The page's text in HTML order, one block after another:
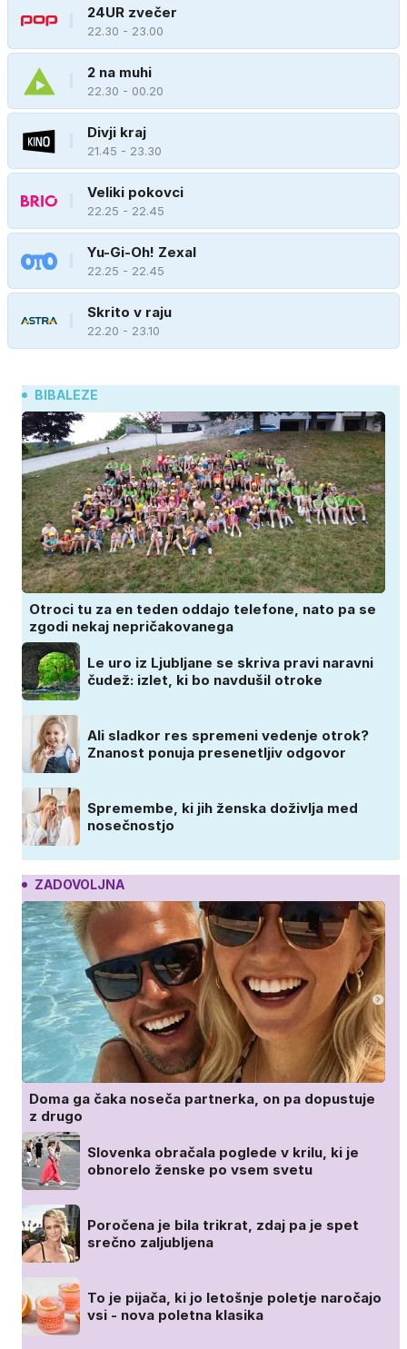
24UR zvečer
22.30 - 23.00
2 na muhi
22.30 - 00.20
Divji kraj
21.45 - 23.30
Veliki pokovci
22.25 - 22.45
Yu-Gi-Oh! Zexal
22.25 - 22.45
Skrito v raju
22.20 - 23.10
BIBALEZE
Otroci tu za en teden oddajo telefone, nato pa se
zgodi nekaj nepričakovanega
Le uro iz Ljubljane se skriva pravi naravni
čudež: izlet, ki bo navdušil otroke
Ali sladkor res spremeni vedenje otrok?
Znanost ponuja presenetljiv odgovor
Spremembe, ki jih ženska doživlja med
nosečnostjo
ZADOVOLJNA
Doma ga čaka noseča partnerka, on pa dopustuje
z drugo
Slovenka obračala poglede v krilu, ki je
obnorelo ženske po vsem svetu
Poročena je bila trikrat, zdaj pa je spet
srečno zaljubljena
To je pijača, ki jo letošnje poletje naročajo
vsi - nova poletna klasika